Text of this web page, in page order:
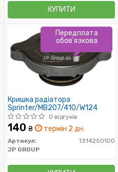
КУПИТИ
Кришка радіатора
Sprinter/MB207/410/W124
0 відгуків
140 ₴ термін 2 дн.
Артикул:
1314250100
JP GROUP
Передплата
обов'язкова